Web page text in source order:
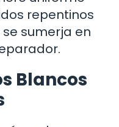
repentinos
sumerja en
Blancos